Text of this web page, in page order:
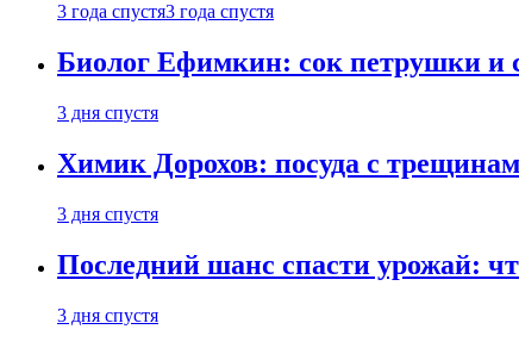
3 года спустя3 года спустя
Биолог Ефимкин: сок петрушки и
3 дня спустя
Химик Дорохов: посуда с
3 дня спустя
Последний шанс спасти урожай:
3 дня спустя